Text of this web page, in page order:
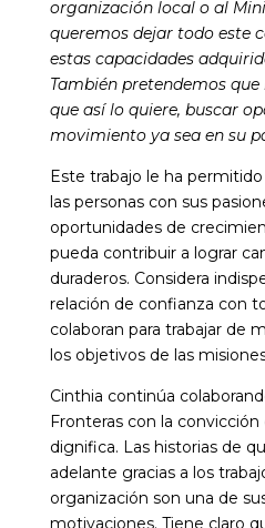
organización local o al
queremos dejar todo este
estas capacidades
También pretendemos que
que así lo quiere, buscar
movimiento ya sea en su
Este trabajo le ha permitido
las personas con sus
oportunidades de
pueda contribuir a lograr
duraderos. Considera
relación de confianza con
colaboran para trabajar de
los objetivos de las
Cinthia continúa
Fronteras con la
dignifica. Las historias de
adelante gracias a los
organización son una de
motivaciones. Tiene claro